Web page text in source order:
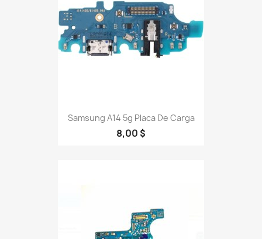
Samsung A14 5g Placa De Carga
8,00 $